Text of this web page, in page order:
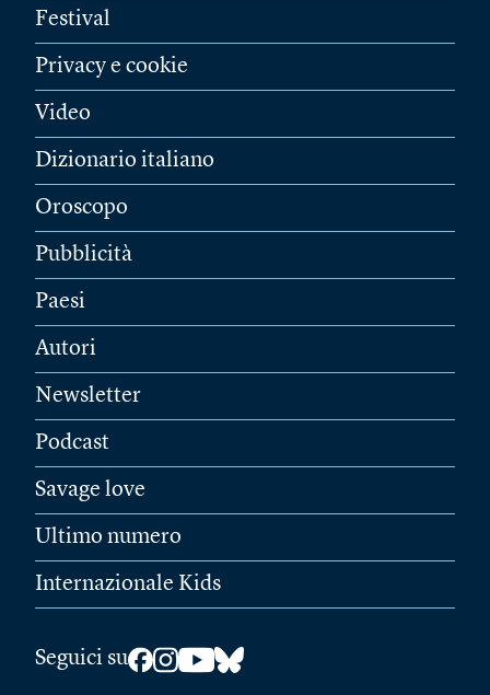
Festival
Privacy e cookie
Video
Dizionario italiano
Oroscopo
Pubblicità
Paesi
Autori
Newsletter
Podcast
Savage love
Ultimo numero
Internazionale Kids
Seguici su